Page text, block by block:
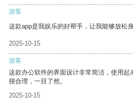
游客
这款app是我娱乐的好帮手，让我能够放松
2025-10-15
游客
这款办公软件的界面设计非常简洁，使用起
很合理，一目了然。
2025-10-15